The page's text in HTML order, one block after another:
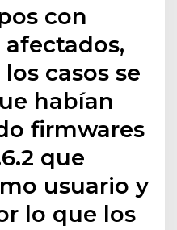
con
casos se
habían
firmwares
que
usuario y
lo que los